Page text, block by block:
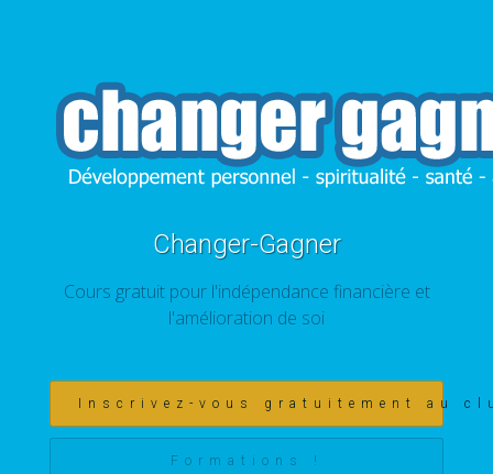
Changer-Gagner
Cours gratuit pour l'indépendance financière et
l'amélioration de soi
Inscrivez-vous gratuitement au
Formations !